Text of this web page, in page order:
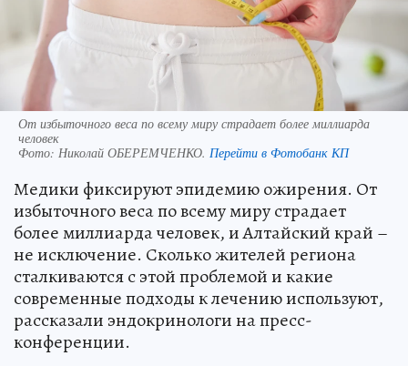
От избыточного веса по всему миру страдает более миллиарда
человек
Фото: Николай ОБЕРЕМЧЕНКО. Перейти в Фотобанк КП
Медики фиксируют эпидемию ожирения. От
избыточного веса по всему миру страдает
более миллиарда человек, и Алтайский край –
не исключение. Сколько жителей региона
сталкиваются с этой проблемой и какие
современные подходы к лечению используют,
рассказали эндокринологи на пресс-
конференции.